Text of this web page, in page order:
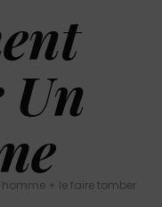
+ le faire tomber